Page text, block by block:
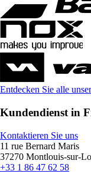
Entdecken Sie alle
Kundendienst in
Kontaktieren Sie uns
11 rue Bernard Maris
37270 Montlouis-sur-
+33 1 86 47 62 58